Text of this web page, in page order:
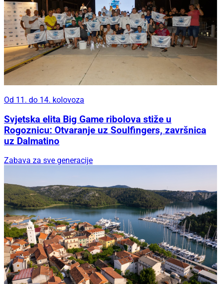
Od 11. do 14. kolovoza
Svjetska elita Big Game ribolova stiže u
Rogoznicu: Otvaranje uz Soulfingers, završnica
uz Dalmatino
Zabava za sve generacije